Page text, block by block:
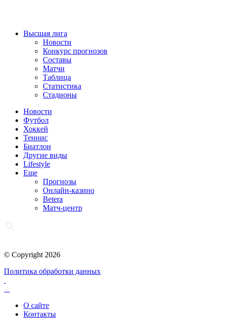
Высшая лига
Новости
Конкурс прогнозов
Составы
Матчи
Таблица
Статистика
Стадионы
Новости
Футбол
Хоккей
Теннис
Биатлон
Другие виды
Lifestyle
Еще
Прогнозы
Онлайн-казино
Betera
Матч-центр
© Copyright 2026
Политика обработки данных
О сайте
Контакты